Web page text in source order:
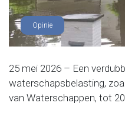
Opinie
25 mei 2026 – Een
waterschapsbelasting,
van Waterschappen, tot